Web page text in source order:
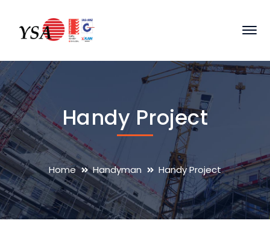
Handy Project
Home Handyman Handy Project